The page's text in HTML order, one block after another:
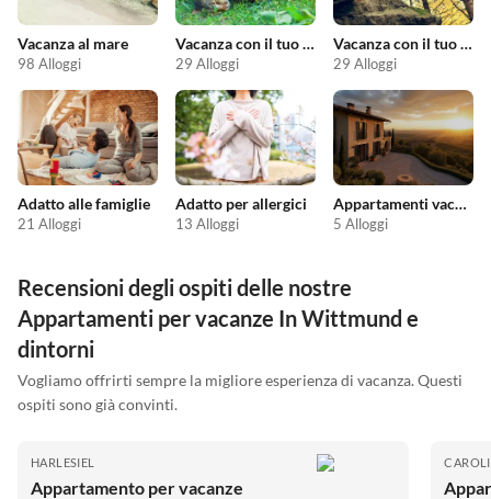
Vacanza al mare
98 Alloggi
Vacanza con il tuo animale domestico
29 Alloggi
Vacanza con il tuo cane
29 Alloggi
Adatto alle famiglie
21 Alloggi
Adatto per allergici
13 Alloggi
Appartamenti vacanze economici
5 Alloggi
Recensioni degli ospiti delle nostre
Appartamenti per vacanze In Wittmund e
dintorni
Vogliamo offrirti sempre la migliore esperienza di vacanza. Questi
ospiti sono già convinti.
HARLESIEL
Appartamento per vacanze